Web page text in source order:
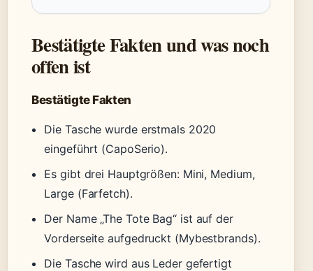
Bestätigte Fakten und was noch
offen ist
Bestätigte Fakten
Die Tasche wurde erstmals 2020
eingeführt (CapoSerio).
Es gibt drei Hauptgrößen: Mini, Medium,
Large (Farfetch).
Der Name „The Tote Bag“ ist auf der
Vorderseite aufgedruckt (Mybestbrands).
Die Tasche wird aus Leder gefertigt